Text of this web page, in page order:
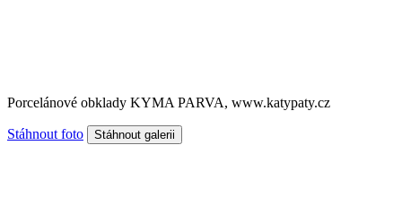
Porcelánové obklady KYMA PARVA, www.katypaty.cz
Stáhnout foto